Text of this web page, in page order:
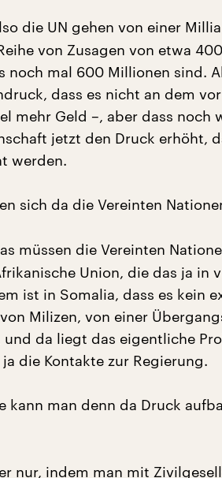
die UN gehen von einer
von Zusagen von etwa
noch mal 600 Millionen sind.
dass es nicht an dem
mehr Geld –, aber dass noch
jetzt den Druck erhöht,
werden.
sich da die Vereinten
müssen die Vereinten
Union, die das ja in
ist in Somalia, dass es kein
Milizen, von einer
und da liegt das eigentliche
die Kontakte zur Regierung.
kann man denn da Druck
nur, indem man mit